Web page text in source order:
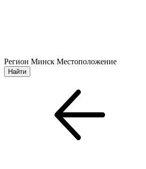
Регион Минск Местоположение